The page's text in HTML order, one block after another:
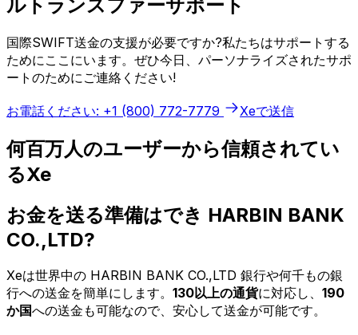
ルトランスファーサポート
国際SWIFT送金の支援が必要ですか?私たちはサポートする
ためにここにいます。ぜひ今日、パーソナライズされたサポ
ートのためにご連絡ください!
お電話ください: +1 (800) 772-7779 Xeで送信
何百万人のユーザーから信頼されてい
るXe
お金を送る準備はでき HARBIN BANK
CO.,LTD?
Xeは世界中の HARBIN BANK CO.,LTD 銀行や何千もの銀
行への送金を簡単にします。 130以上の通貨に対応し、 190
か国への送金も可能なので、安心して送金が可能です。